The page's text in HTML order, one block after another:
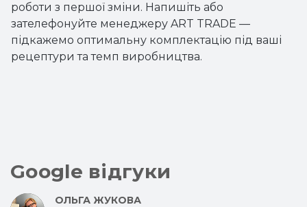
роботи з першої зміни. Напишіть або
зателефонуйте менеджеру ART TRADE —
підкажемо оптимальну комплектацію під ваші
рецептури та темп виробництва.
Google відгуки
ОЛЬГА ЖУКОВА